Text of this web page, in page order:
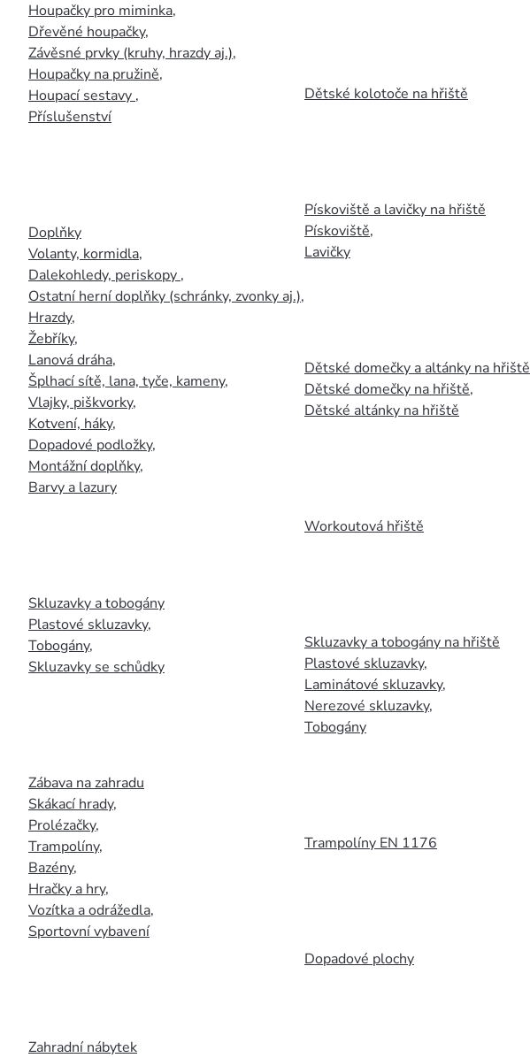
Houpačky pro miminka,
Dřevěné houpačky,
Závěsné prvky (kruhy, hrazdy aj.),
Houpačky na pružině,
Houpací sestavy ,
Příslušenství
Doplňky
Volanty, kormidla,
Dalekohledy, periskopy ,
Ostatní herní doplňky (schránky, zvonky aj.),
Hrazdy,
Žebříky,
Lanová dráha,
Šplhací sítě, lana, tyče, kameny,
Vlajky, piškvorky,
Kotvení, háky,
Dopadové podložky,
Montážní doplňky,
Barvy a lazury
Skluzavky a tobogány
Plastové skluzavky,
Tobogány,
Skluzavky se schůdky
Zábava na zahradu
Skákací hrady,
Prolézačky,
Trampolíny,
Bazény,
Hračky a hry,
Vozítka a odrážedla,
Sportovní vybavení
Zahradní nábytek
Dětské kolotoče na hřiště
Pískoviště a lavičky na hřiště
Pískoviště,
Lavičky
Dětské domečky a altánky na hřiště
Dětské domečky na hřiště,
Dětské altánky na hřiště
Workoutová hřiště
Skluzavky a tobogány na hřiště
Plastové skluzavky,
Laminátové skluzavky,
Nerezové skluzavky,
Tobogány
Trampolíny EN 1176
Dopadové plochy